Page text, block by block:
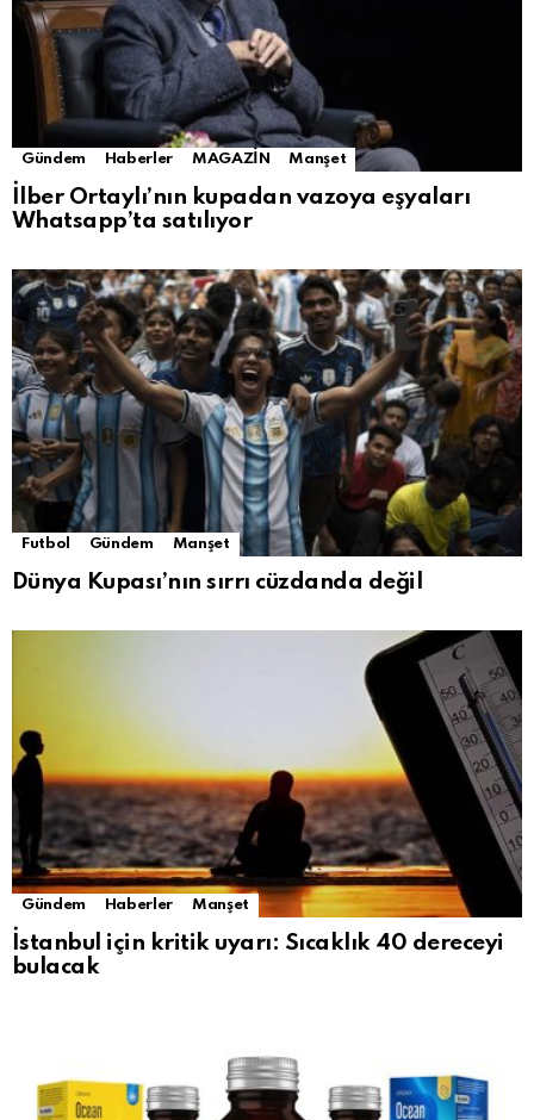
Gündem Haberler MAGAZİN Manşet
İlber Ortaylı’nın kupadan vazoya eşyaları
Whatsapp’ta satılıyor
Futbol Gündem Manşet
Dünya Kupası’nın sırrı cüzdanda değil
Gündem Haberler Manşet
İstanbul için kritik uyarı: Sıcaklık 40 dereceyi
bulacak